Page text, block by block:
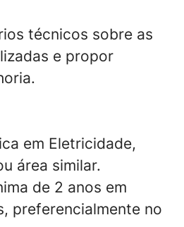
técnicos sobre as
e propor
em Eletricidade,
área similar.
de 2 anos em
preferencialmente no